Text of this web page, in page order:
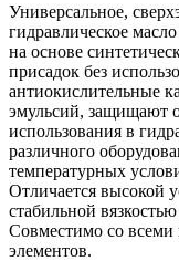
Универсальное,
гидравлическое
на основе
присадок без
антиокислительные
эмульсий, защищают
использования в
различного
температурных
Отличается высокой
стабильной
Совместимо со всеми
элементов.